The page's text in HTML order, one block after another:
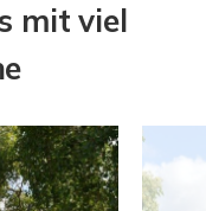
mit viel